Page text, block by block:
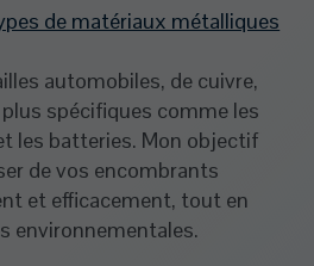
de matériaux métalliques
automobiles, de cuivre,
spécifiques comme les
les batteries. Mon objectif
de vos encombrants
et efficacement, tout en
environnementales.